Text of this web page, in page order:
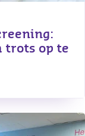
trots op te